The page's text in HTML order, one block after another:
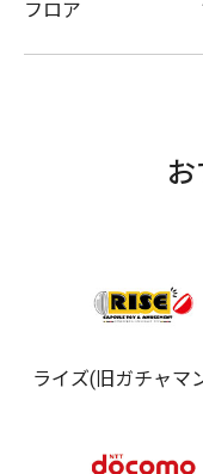
フロア
ライズ(旧ガチャマ